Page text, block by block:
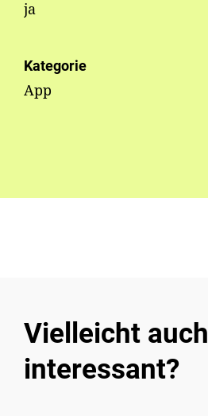
ja
Kategorie
App
Vielleicht auch
interessant?